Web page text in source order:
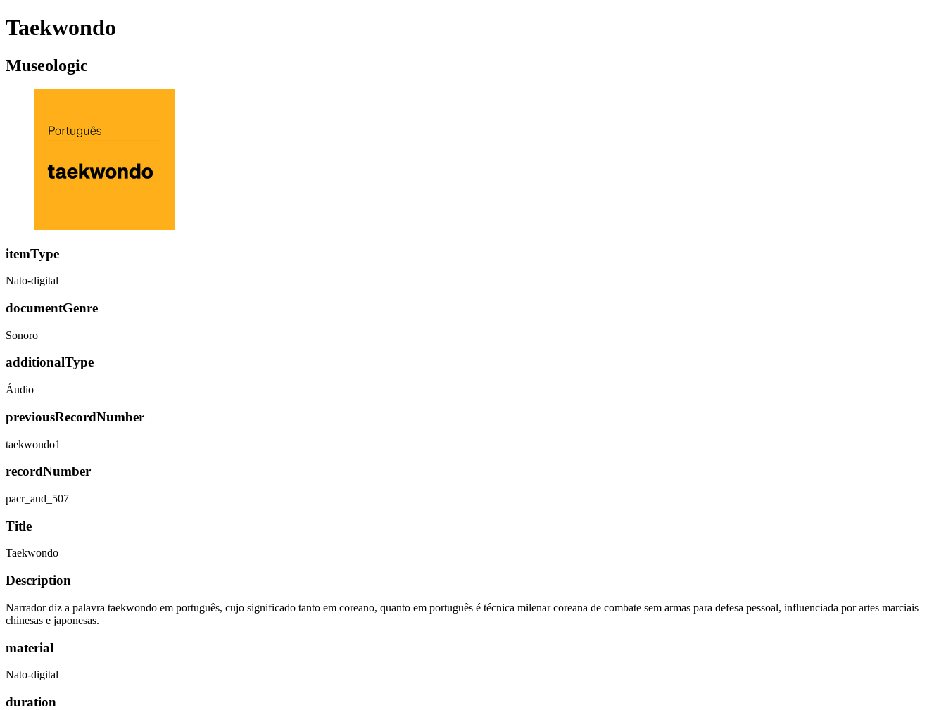
Taekwondo
Museologic
itemType
Nato-digital
documentGenre
Sonoro
additionalType
Áudio
previousRecordNumber
taekwondo1
recordNumber
pacr_aud_507
Title
Taekwondo
Description
Narrador diz a palavra taekwondo em português, cujo significado tanto em coreano, quanto em português é técnica milenar coreana de combate sem armas para defesa pessoal, influenciada por artes marciais
chinesas e japonesas.
material
Nato-digital
duration